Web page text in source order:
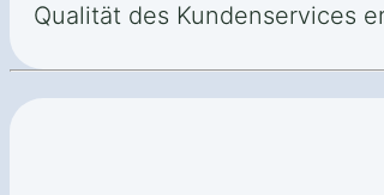
Qualität des Kundenservices